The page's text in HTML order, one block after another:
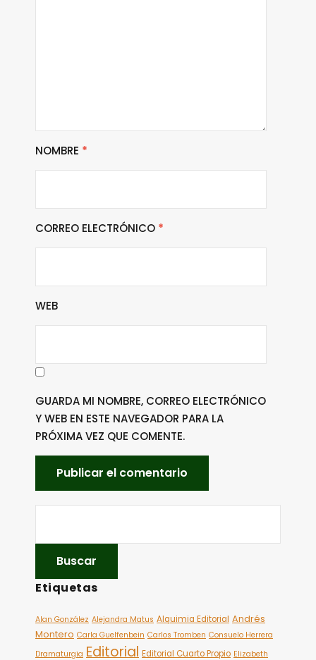
NOMBRE *
CORREO ELECTRÓNICO *
WEB
GUARDA MI NOMBRE, CORREO ELECTRÓNICO
Y WEB EN ESTE NAVEGADOR PARA LA
PRÓXIMA VEZ QUE COMENTE.
Etiquetas
Alan González Alejandra Matus Alquimia Editorial Andrés
Montero Carla Guelfenbein Carlos Tromben Consuelo Herrera
Dramaturgia Editorial Editorial Cuarto Propio Elizabeth